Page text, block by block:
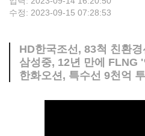
수정: 2023-09-15 07:28:53
HD한국조선, 83척 친환
삼성중, 12년 만에 FLNG
한화오션, 특수선 9천억